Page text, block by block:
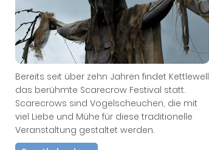
Bereits seit über zehn Jahren findet Kettlewell
das berühmte Scarecrow Festival statt.
Scarecrows sind Vogelscheuchen, die mit
viel Liebe und Mühe für diese traditionelle
Veranstaltung gestaltet werden.